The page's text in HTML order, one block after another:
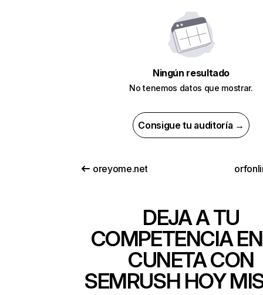
Ningún resultado
No tenemos datos que mostrar.
Consigue tu auditoría →
oreyome.net
DEJA A TU
COMPETENCIA
CUNETA CON
SEMRUSH HOY